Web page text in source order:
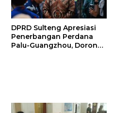
DPRD Sulteng Apresiasi
Penerbangan Perdana
Palu-Guangzhou, Dorong